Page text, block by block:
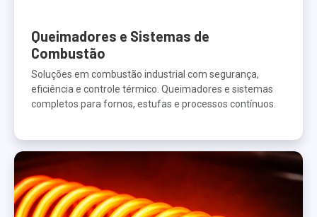
Queimadores e Sistemas de
Combustão
Soluções em combustão industrial com segurança,
eficiência e controle térmico. Queimadores e sistemas
completos para fornos, estufas e processos contínuos.